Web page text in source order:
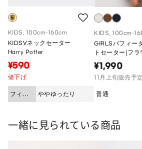
KIDS, 100cm-160cm
KIDSVネックセーター
Harry Potter
¥590
値下げ
フィッ
ト
ややゆったり
KIDS, 100cm-
GIRLSパフィー
トセーター(フ
¥1,990
11月上旬販売予定
普通
一緒に見られている商品